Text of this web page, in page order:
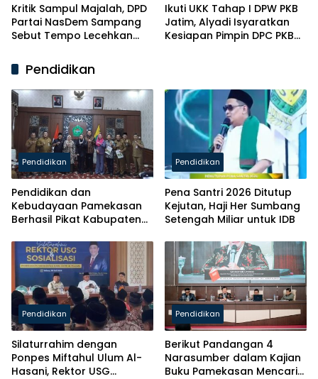
Kritik Sampul Majalah, DPD
Partai NasDem Sampang
Sebut Tempo Lecehkan
Ikuti UKK Tahap I DPW PKB
Jatim, Alyadi Isyaratkan
Kesiapan Pimpin DPC PKB
Pendidikan
Pendidikan
Pendidikan dan
Kebudayaan Pamekasan
Berhasil Pikat Kabupaten
Pendidikan
Pena Santri 2026 Ditutup
Kejutan, Haji Her Sumbang
Setengah Miliar untuk IDB
Pendidikan
Silaturrahim dengan
Ponpes Miftahul Ulum Al-
Hasani, Rektor USG
Pendidikan
Berikut Pandangan 4
Narasumber dalam Kajian
Buku Pamekasan Mencari